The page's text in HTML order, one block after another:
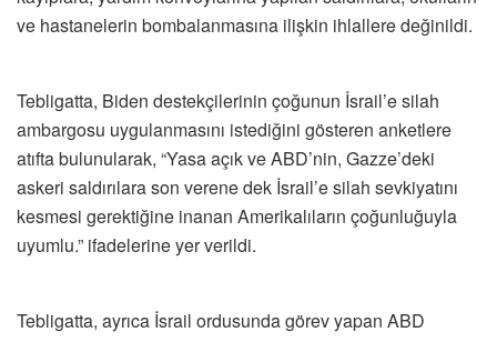
ve hastanelerin bombalanmasına ilişkin ihlallere değinildi.
Tebligatta, Biden destekçilerinin çoğunun İsrail’e silah
ambargosu uygulanmasını istediğini gösteren anketlere
atıfta bulunularak, “Yasa açık ve ABD’nin, Gazze’deki
askeri saldırılara son verene dek İsrail’e silah sevkiyatını
kesmesi gerektiğine inanan Amerikalıların çoğunluğuyla
uyumlu.” ifadelerine yer verildi.
Tebligatta, ayrıca İsrail ordusunda görev yapan ABD